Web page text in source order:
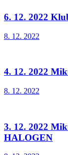
6. 12. 2022
8. 12. 2022
4. 12. 2022
8. 12. 2022
3. 12. 2022
HALOGEN